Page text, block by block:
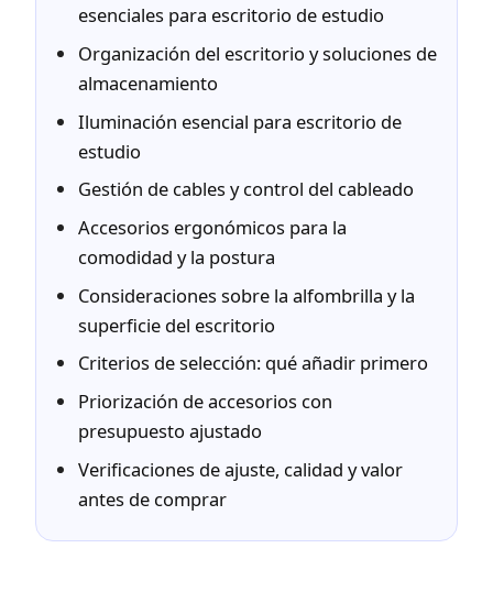
esenciales para escritorio de estudio
Organización del escritorio y soluciones de
almacenamiento
Iluminación esencial para escritorio de
estudio
Gestión de cables y control del cableado
Accesorios ergonómicos para la
comodidad y la postura
Consideraciones sobre la alfombrilla y la
superficie del escritorio
Criterios de selección: qué añadir primero
Priorización de accesorios con
presupuesto ajustado
Verificaciones de ajuste, calidad y valor
antes de comprar